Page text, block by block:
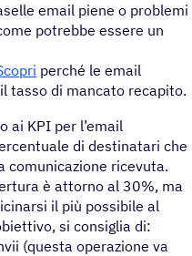
email piene o problemi
potrebbe essere un
perché le email
tasso di mancato recapito.
ai KPI per l’email
di destinatari che
comunicazione ricevuta.
è attorno al 30%, ma
il più possibile al
si consiglia di:
(questa operazione va